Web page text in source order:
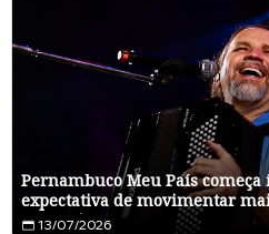
Pernambuco Meu País
expectativa de movimentar
Pesqueira
13/07/2026